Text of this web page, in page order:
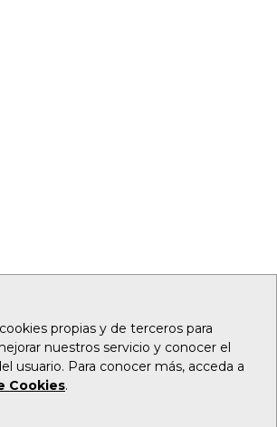
propias y de terceros para
nuestros servicio y conocer el
usuario. Para conocer más, acceda a
Cookies.